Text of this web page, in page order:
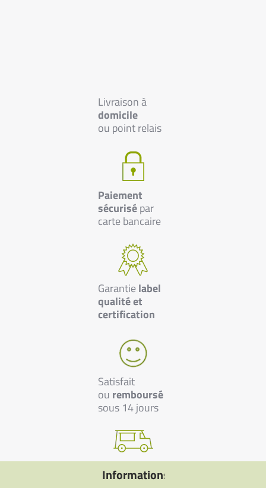
Livraison à
domicile
ou point relais
Paiement
sécurisépar
carte bancaire
Garantielabel
qualité et
certification
Satisfait
ou remboursé
sous 14 jours
Informations